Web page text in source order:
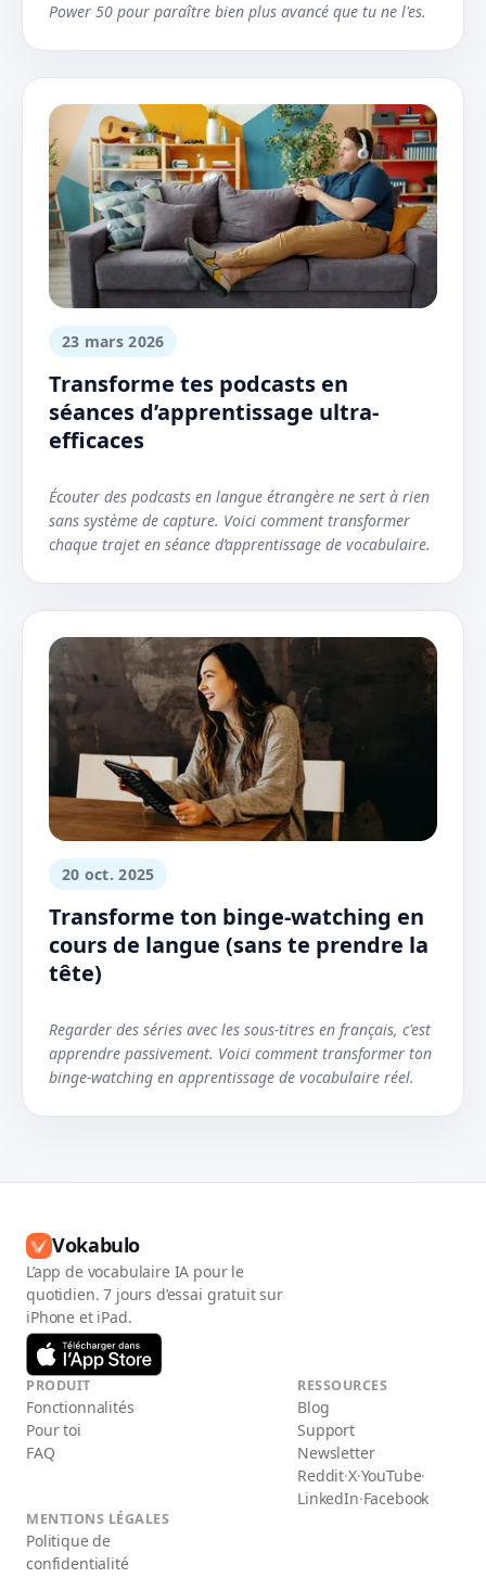
Power 50 pour paraître bien plus avancé que tu ne l'es.
23 mars 2026
Transforme tes podcasts en
séances d’apprentissage ultra-
efficaces
Écouter des podcasts en langue étrangère ne sert à rien
sans système de capture. Voici comment transformer
chaque trajet en séance d’apprentissage de vocabulaire.
20 oct. 2025
Transforme ton binge-watching en
cours de langue (sans te prendre la
tête)
Regarder des séries avec les sous-titres en français, c'est
apprendre passivement. Voici comment transformer ton
binge-watching en apprentissage de vocabulaire réel.
Vokabulo
L’app de vocabulaire IA pour le
quotidien. 7 jours d’essai gratuit sur
iPhone et iPad.
PRODUIT
Fonctionnalités
Pour toi
FAQ
RESSOURCES
Blog
Support
Newsletter
Reddit·X·YouTube·
LinkedIn·Facebook
MENTIONS LÉGALES
Politique de
confidentialité